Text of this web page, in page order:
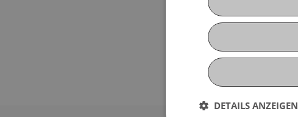
DETAILS ANZEIGEN